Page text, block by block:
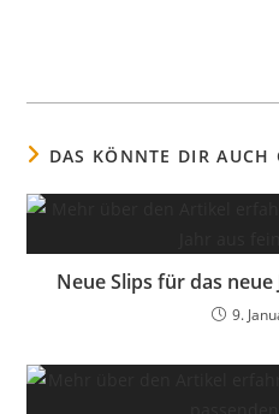
DAS KÖNNTE DIR AUCH
Neue Slips für das
9.